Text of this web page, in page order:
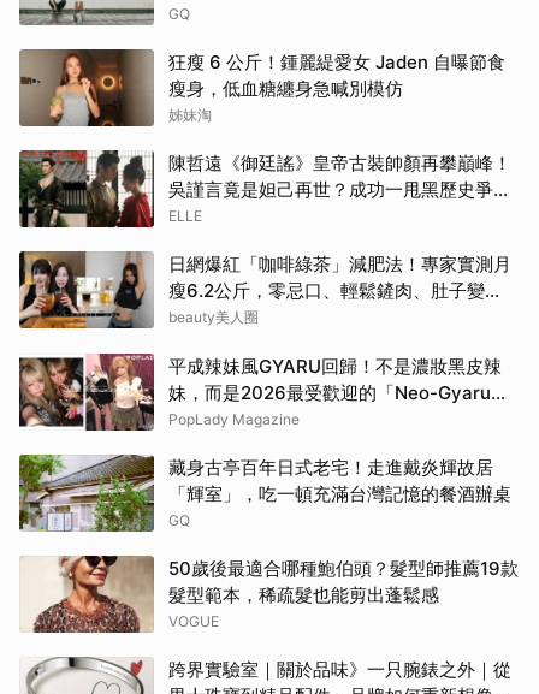
GQ
狂瘦 6 公斤！鍾麗緹愛女 Jaden 自曝節食
瘦身，低血糖纏身急喊別模仿
姊妹淘
陳哲遠《御廷謠》皇帝古裝帥顏再攀巔峰！
吳謹言竟是妲己再世？成功一甩黑歷史爭議
| ELLE
ELLE
日網爆紅「咖啡綠茶」減肥法！專家實測月
瘦6.2公斤，零忌口、輕鬆鏟肉、肚子變
小！
beauty美人圈
平成辣妹風GYARU回歸！不是濃妝黑皮辣
妹，而是2026最受歡迎的「Neo-Gyaru」
穿搭，把平成DNA穿進日常
PopLady Magazine
藏身古亭百年日式老宅！走進戴炎輝故居
「輝室」，吃一頓充滿台灣記憶的餐酒辦桌
GQ
50歲後最適合哪種鮑伯頭？髮型師推薦19款
髮型範本，稀疏髮也能剪出蓬鬆感
VOGUE
跨界實驗室｜關於品味》一只腕錶之外｜從